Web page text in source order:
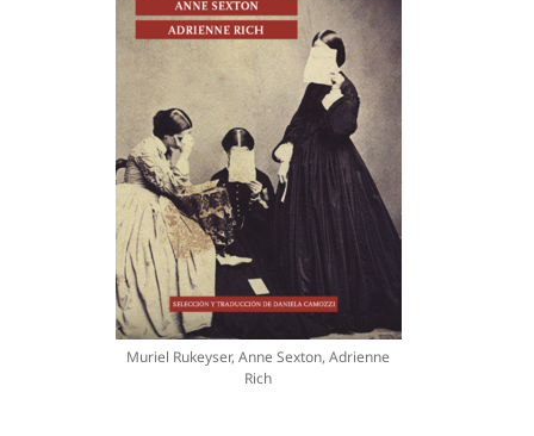
Muriel Rukeyser, Anne Sexton, Adrienne
Rich